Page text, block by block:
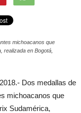
michoacanos que
realizada en Bogotá,
Dos medallas de
michoacanos que
Sudamérica,